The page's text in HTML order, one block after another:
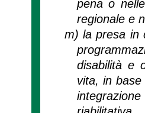
pena o
regionale e
m)la presa in
disabilità e
vita, in